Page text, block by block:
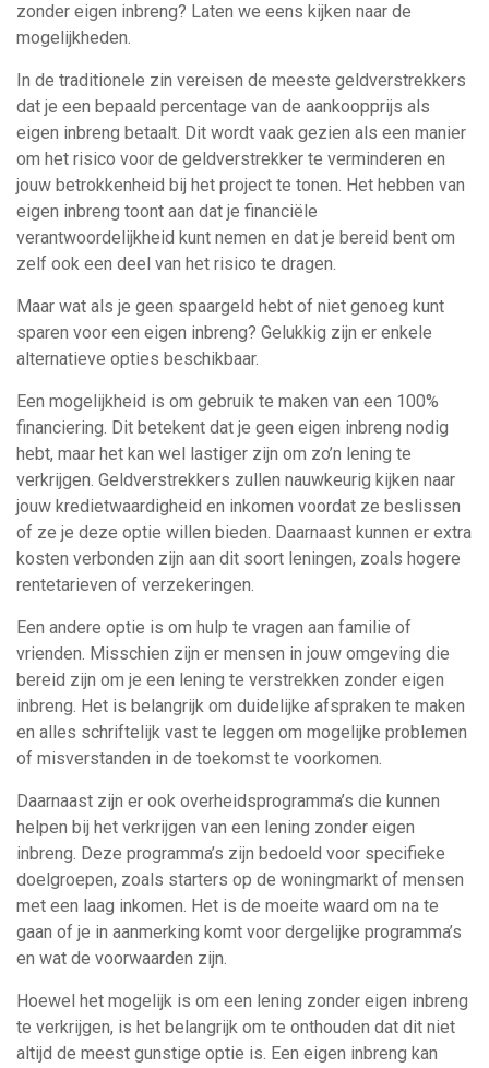
zonder eigen inbreng? Laten we eens kijken naar de
mogelijkheden.
In de traditionele zin vereisen de meeste geldverstrekkers
dat je een bepaald percentage van de aankoopprijs als
eigen inbreng betaalt. Dit wordt vaak gezien als een manier
om het risico voor de geldverstrekker te verminderen en
jouw betrokkenheid bij het project te tonen. Het hebben van
eigen inbreng toont aan dat je financiële
verantwoordelijkheid kunt nemen en dat je bereid bent om
zelf ook een deel van het risico te dragen.
Maar wat als je geen spaargeld hebt of niet genoeg kunt
sparen voor een eigen inbreng? Gelukkig zijn er enkele
alternatieve opties beschikbaar.
Een mogelijkheid is om gebruik te maken van een 100%
financiering. Dit betekent dat je geen eigen inbreng nodig
hebt, maar het kan wel lastiger zijn om zo’n lening te
verkrijgen. Geldverstrekkers zullen nauwkeurig kijken naar
jouw kredietwaardigheid en inkomen voordat ze beslissen
of ze je deze optie willen bieden. Daarnaast kunnen er extra
kosten verbonden zijn aan dit soort leningen, zoals hogere
rentetarieven of verzekeringen.
Een andere optie is om hulp te vragen aan familie of
vrienden. Misschien zijn er mensen in jouw omgeving die
bereid zijn om je een lening te verstrekken zonder eigen
inbreng. Het is belangrijk om duidelijke afspraken te maken
en alles schriftelijk vast te leggen om mogelijke problemen
of misverstanden in de toekomst te voorkomen.
Daarnaast zijn er ook overheidsprogramma’s die kunnen
helpen bij het verkrijgen van een lening zonder eigen
inbreng. Deze programma’s zijn bedoeld voor specifieke
doelgroepen, zoals starters op de woningmarkt of mensen
met een laag inkomen. Het is de moeite waard om na te
gaan of je in aanmerking komt voor dergelijke programma’s
en wat de voorwaarden zijn.
Hoewel het mogelijk is om een lening zonder eigen inbreng
te verkrijgen, is het belangrijk om te onthouden dat dit niet
altijd de meest gunstige optie is. Een eigen inbreng kan